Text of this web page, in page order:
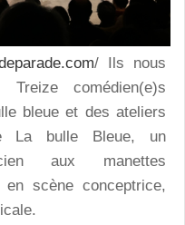
/ Ils nous
comédien(e)s
bleue et des ateliers
La bulle Bleue, un
aux manettes
en scène conceptrice,